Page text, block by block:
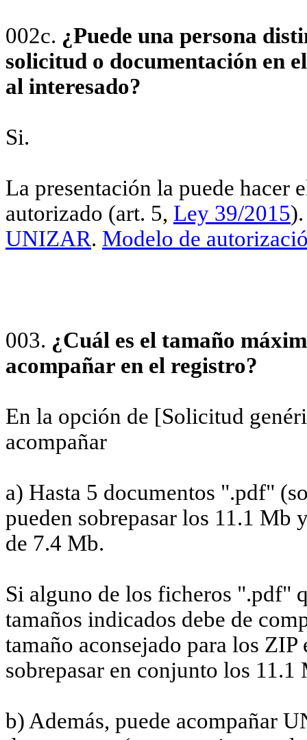
002c. ¿Puede una persona
solicitud o documentación en
al interesado?
Si.
La presentación la puede hacer
autorizado (art. 5, Ley 39/2015
UNIZAR. Modelo de
003. ¿Cuál es el tamaño
acompañar en el registro?
En la opción de [Solicitud
acompañar
a) Hasta 5 documentos ".pdf"
pueden sobrepasar los 11.1 Mb
de 7.4 Mb.
Si alguno de los ficheros ".pdf"
tamaños indicados debe de
tamaño aconsejado para los
sobrepasar en conjunto los 11.1
b) Además, puede acompañar